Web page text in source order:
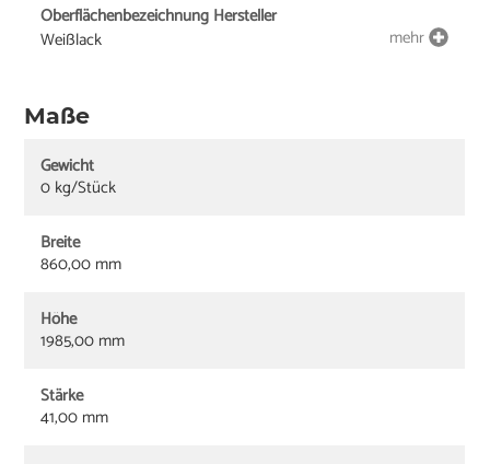
Oberflächenbezeichnung Hersteller
Weißlack
mehr
Maße
Gewicht
0 kg/Stück
Breite
860,00 mm
Höhe
1985,00 mm
Stärke
41,00 mm